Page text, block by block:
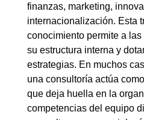
finanzas, marketing,
internacionalización. Esta
conocimiento permite a
su estructura interna y
estrategias. En muchos
una consultoría actúa
que deja huella en la
competencias del equipo